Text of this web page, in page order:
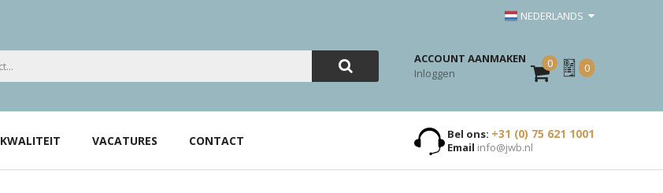
NEDERLANDS
ACCOUNT AANMAKEN
Inloggen
0
Mijn
Offerte
0
KWALITEIT VACATURES CONTACT Bel ons: +31 (0) 75 621 1001
Email info@jwb.nl